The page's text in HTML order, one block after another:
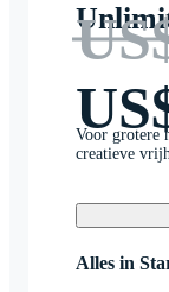
Voor grotere
creatieve
Alles in